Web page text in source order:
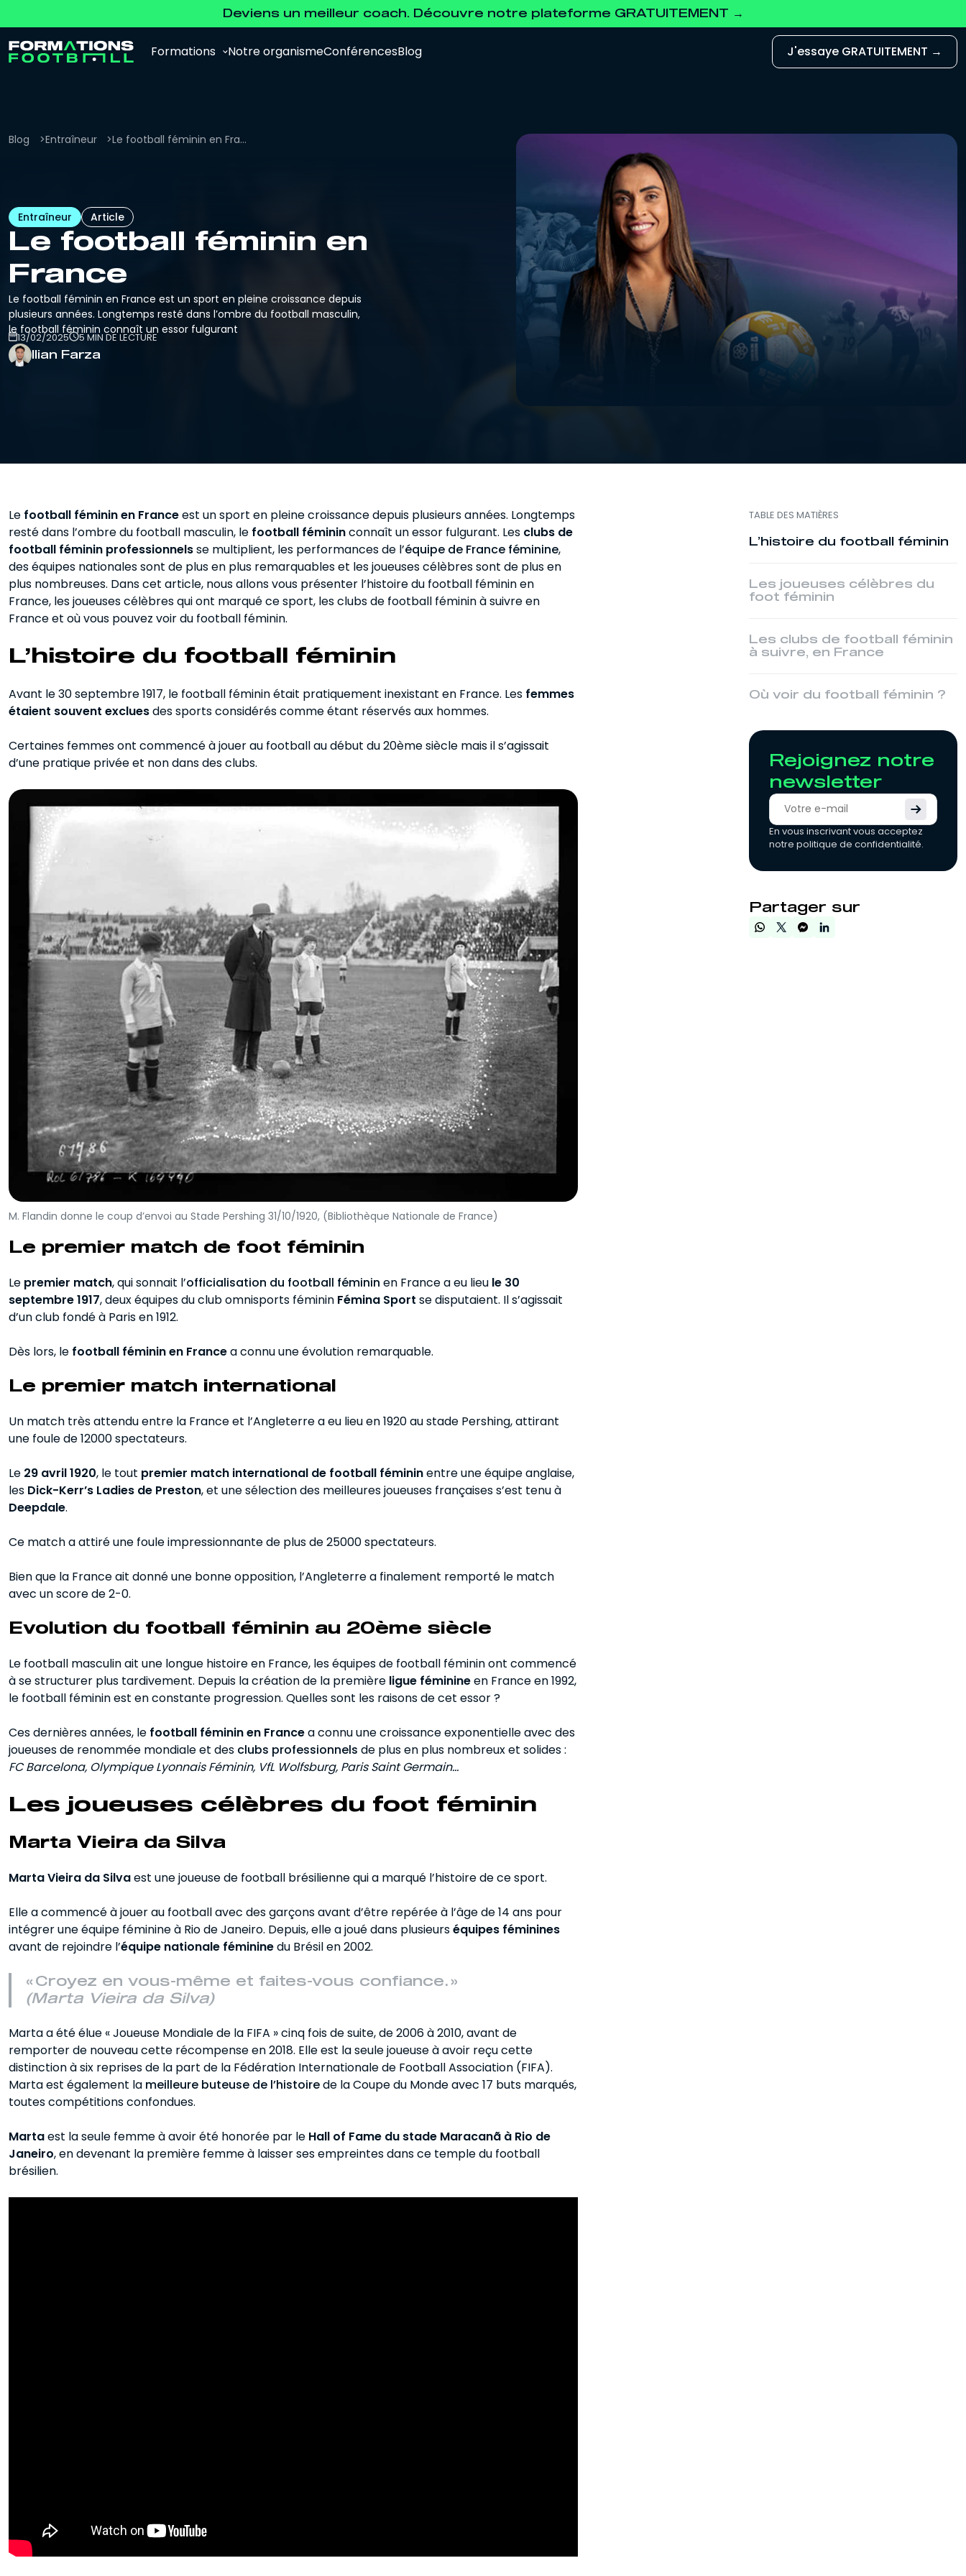
Deviens un meilleur coach. Découvre notre plateforme GRATUITEMENT →
Formations
Pour se former à l'analyse vidéo et à
l'analyse de la performance.
Pour se former à l'analyse de la data.
Agent de Joueurs FFF
Pour se préparer à l'examen d'agent FFF. Pour se préparer à l'examen d'agent FIFA.
Entraîneur
Pour se préparer au métier de coach et
d'éducateur.
Notre organismeConférencesBlog J'essaye GRATUITEMENT →
Blog Entraîneur Le football féminin en France
Entraîneur Article
Le football féminin en
France
Le football féminin en France est un sport en pleine croissance depuis
plusieurs années. Longtemps resté dans l’ombre du football masculin,
le football féminin connaît un essor fulgurant
13/02/2025 5 MIN DE LECTURE
Ilian Farza
Le football féminin en Franceest un sport en pleine croissance depuis plusieurs années. Longtemps
resté dans l’ombre du football masculin, le football fémininconnaît un essor fulgurant. Les clubs de
football féminin professionnelsse multiplient, les performances de l’équipe de France féminine,
des équipes nationales sont de plus en plus remarquables et les joueuses célèbres sont de plus en
plus nombreuses. Dans cet article, nous allons vous présenter l’histoire du football féminin en
France, les joueuses célèbres qui ont marqué ce sport, les clubs de football féminin à suivre en
France et où vous pouvez voir du football féminin.
L’histoire du football féminin
Avant le 30 septembre 1917, le football féminin était pratiquement inexistant en France. Les femmes
étaient souvent excluesdes sports considérés comme étant réservés aux hommes.
Certaines femmes ont commencé à jouer au football au début du 20ème siècle mais il s’agissait
d’une pratique privée et non dans des clubs.
M. Flandin donne le coup d’envoi au Stade Pershing 31/10/1920, (Bibliothèque Nationale de France)
Le premier match de foot féminin
Le premier match, qui sonnait l’officialisation du football féminin en France a eu lieu le 30
septembre 1917, deux équipes du club omnisports féminin Fémina Sport se disputaient. Il s’agissait
d’un club fondé à Paris en 1912.
Dès lors, le football féminin en Francea connu une évolution remarquable.
Le premier match international
Un match très attendu entre la France et l’Angleterre a eu lieu en 1920 au stade Pershing, attirant
une foule de 12000 spectateurs.
Le 29 avril 1920, le tout premier match international de football fémininentre une équipe anglaise,
les Dick-Kerr’s Ladies de Preston, et une sélection des meilleures joueuses françaises s’est tenu à
Deepdale.
Ce match a attiré une foule impressionnante de plus de 25000 spectateurs.
Bien que la France ait donné une bonne opposition, l’Angleterre a finalement remporté le match
avec un score de 2-0.
Evolution du football féminin au 20ème siècle
Le football masculin ait une longue histoire en France, les équipes de football féminin ont commencé
à se structurer plus tardivement. Depuis la création de la première ligue féminineen France en 1992,
le football féminin est en constante progression. Quelles sont les raisons de cet essor ?
Ces dernières années, le football féminin en Francea connu une croissance exponentielle avec des
joueuses de renommée mondiale et des clubs professionnels de plus en plus nombreux et solides :
FC Barcelona, Olympique Lyonnais Féminin, VfL Wolfsburg, Paris Saint Germain…
Les joueuses célèbres du foot féminin
Marta Vieira da Silva
Marta Vieira da Silvaest une joueuse de football brésilienne qui a marqué l’histoire de ce sport.
Elle a commencé à jouer au football avec des garçons avant d’être repérée à l’âge de 14 ans pour
intégrer une équipe féminine à Rio de Janeiro. Depuis, elle a joué dans plusieurséquipes féminines
avant de rejoindre l’équipe nationale fémininedu Brésil en 2002.
« Croyez en vous-même et faites-vous confiance. »
(Marta Vieira da Silva)
Marta a été élue « Joueuse Mondiale de la FIFA » cinq fois de suite, de 2006 à 2010, avant de
remporter de nouveau cette récompense en 2018. Elle est la seule joueuse à avoir reçu cette
distinction à six reprises de la part de la Fédération Internationale de Football Association (FIFA).
Marta est également la meilleure buteuse de l’histoirede la Coupe du Monde avec 17 buts marqués,
toutes compétitions confondues.
Martaest la seule femme à avoir été honorée par le Hall of Fame du stade Maracanã à Rio de
Janeiro, en devenant la première femme à laisser ses empreintes dans ce temple du football
brésilien.
TABLE DES MATIÈRES
L’histoire du football féminin
Les joueuses célèbres du
foot féminin
Les clubs de football féminin
à suivre, en France
Où voir du football féminin ?
Rejoignez notre
newsletter
En vous inscrivant vous acceptez
notre politique de confidentialité.
Partager sur